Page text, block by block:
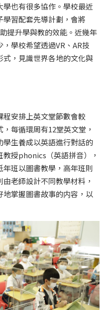
也有很多協作。學校最近
習配套先導計劃，會將
提升學與教的效能。近幾年
學校希望透過VR、AR技
，見識世界各地的文化與
安排上英文堂節數會較
每循環周有12堂英文堂，
生養成以英語進行對話的
授phonics（英語拼音），
班以圖書教學，高年班則
老師設計不同教學材料，
掌握圖書故事的内容，以